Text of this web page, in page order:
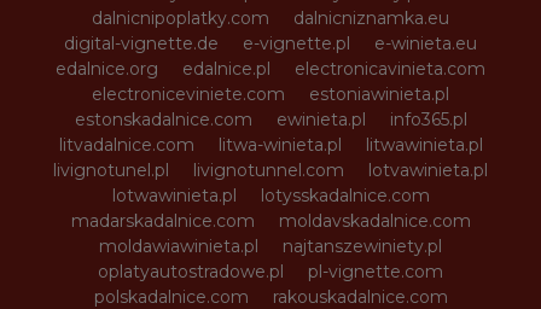
dalnicnipoplatky.com
dalnicniznamka.eu
digital-vignette.de
e-vignette.pl
e-winieta.eu
edalnice.org
edalnice.pl
electronicavinieta.com
electroniceviniete.com
estoniawinieta.pl
estonskadalnice.com
ewinieta.pl
info365.pl
litvadalnice.com
litwa-winieta.pl
litwawinieta.pl
livignotunel.pl
livignotunnel.com
lotvawinieta.pl
lotwawinieta.pl
lotysskadalnice.com
madarskadalnice.com
moldavskadalnice.com
moldawiawinieta.pl
najtanszewiniety.pl
oplatyautostradowe.pl
pl-vignette.com
polskadalnice.com
rakouskadalnice.com